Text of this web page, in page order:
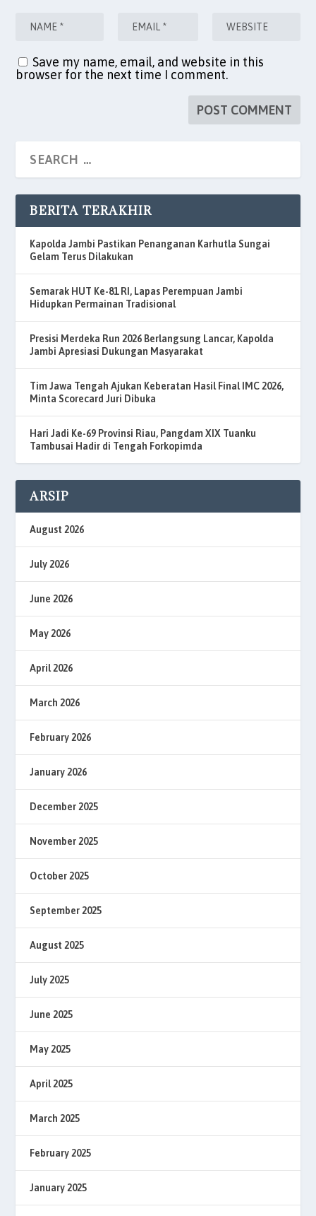
Save my name, email, and website in this
browser for the next time I comment.
BERITA TERAKHIR
Kapolda Jambi Pastikan Penanganan Karhutla Sungai
Gelam Terus Dilakukan
Semarak HUT Ke-81 RI, Lapas Perempuan Jambi
Hidupkan Permainan Tradisional
Presisi Merdeka Run 2026 Berlangsung Lancar, Kapolda
Jambi Apresiasi Dukungan Masyarakat
Tim Jawa Tengah Ajukan Keberatan Hasil Final IMC 2026,
Minta Scorecard Juri Dibuka
Hari Jadi Ke-69 Provinsi Riau, Pangdam XIX Tuanku
Tambusai Hadir di Tengah Forkopimda
ARSIP
August 2026
July 2026
June 2026
May 2026
April 2026
March 2026
February 2026
January 2026
December 2025
November 2025
October 2025
September 2025
August 2025
July 2025
June 2025
May 2025
April 2025
March 2025
February 2025
January 2025